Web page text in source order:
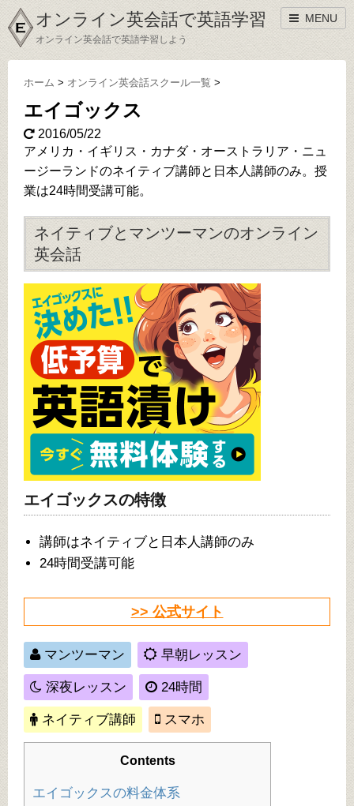
オンライン英会話で英語学習
オンライン英会話で英語学習しよう
MENU
ホーム > オンライン英会話スクール一覧 >
エイゴックス
2016/05/22
アメリカ・イギリス・カナダ・オーストラリア・ニュ
ージーランドのネイティブ講師と日本人講師のみ。授
業は24時間受講可能。
ネイティブとマンツーマンのオンライン
英会話
エイゴックスの特徴
講師はネイティブと日本人講師のみ
24時間受講可能
>> 公式サイト
マンツーマン 早朝レッスン
深夜レッスン 24時間
ネイティブ講師 スマホ
Contents
エイゴックスの料金体系